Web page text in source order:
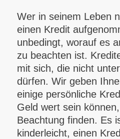
Wer in seinem Leben
einen Kredit
unbedingt, worauf es
zu beachten ist.
mit sich, die nicht
dürfen. Wir geben
einige persönliche
Geld wert sein
Beachtung finden. Es
kinderleicht, einen